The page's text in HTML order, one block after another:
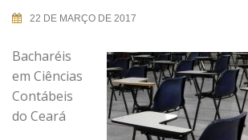
22 DE MARÇO DE 2017
Bacharéis
em Ciências
Contábeis
do Ceará